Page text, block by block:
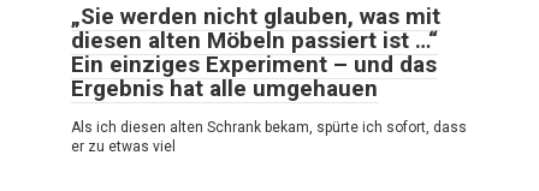
„Sie werden nicht glauben, was mit
diesen alten Möbeln passiert ist …“
Ein einziges Experiment – und das
Ergebnis hat alle umgehauen
Als ich diesen alten Schrank bekam, spürte ich sofort, dass
er zu etwas viel